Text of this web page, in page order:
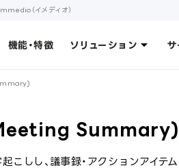
（イメディオ）
機能・特徴 ソリューション サ
Summary)
しし、議事録・アクションアイテ